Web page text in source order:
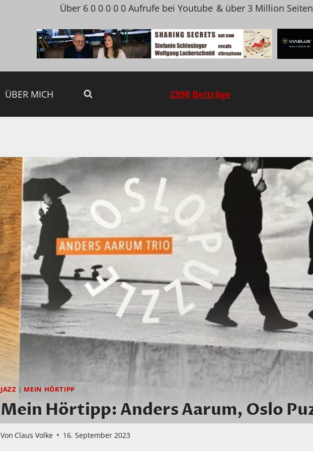
Über 6 0 0 0 0 0 Aufrufe bei Youtube & über 3 Million
ÜBER MICH 2398 Beiträge
JAZZ | MEIN HÖRTIPP
Mein Hörtipp: Anders Aarum, Oslo
Von Claus Volke 16. September 2023